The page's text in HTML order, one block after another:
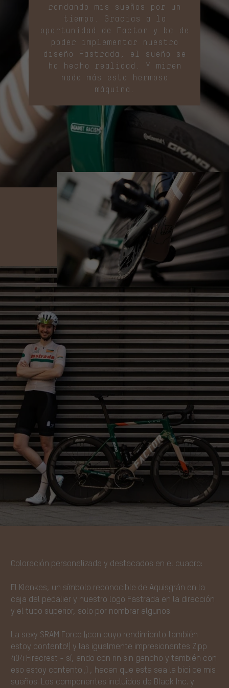
rondando mis sueños por un
tiempo. Gracias a la
oportunidad de Factor y bc de
poder implementar nuestro
diseño Fastrada, el sueño se
ha hecho realidad. Y miren
nada más esta hermosa
máquina.
Coloración personalizada y destacados en el cuadro:
El Klenkes, un símbolo reconocible de Aquisgrán en la
caja del pedalier y nuestro logo Fastrada en la dirección
y el tubo superior, solo por nombrar algunos.
La sexy SRAM Force (¡con cuyo rendimiento también
estoy contento!) y las igualmente impresionantes Zipp
404 Firecrest - sí, ando con rin sin gancho y también con
eso estoy contento ;) , hacen que esta sea la bici de mis
sueños. Los componentes incluidos de Black Inc. y